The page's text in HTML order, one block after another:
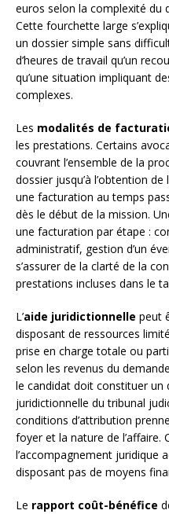
euros selon la complexité du
Cette fourchette large
un dossier simple sans
d’heures de travail qu’un
qu’une situation impliquant
complexes.
Les modalités de
les prestations. Certains
couvrant l’ensemble de la
dossier jusqu’à l’obtention
une facturation au temps
dès le début de la mission.
une facturation par étape :
administratif, gestion d’un
s’assurer de la clarté de la
prestations incluses dans le
L’aide juridictionnelle peut
disposant de ressources
prise en charge totale ou
selon les revenus du
le candidat doit constituer un
juridictionnelle du tribunal
conditions d’attribution
foyer et la nature de l’affaire.
l’accompagnement juridique
disposant pas de moyens
Le rapport coût-bénéfice